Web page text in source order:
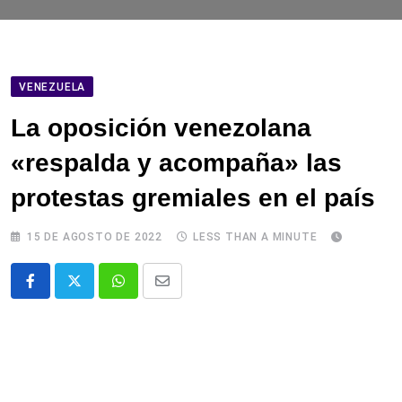
VENEZUELA
La oposición venezolana
«respalda y acompaña» las
protestas gremiales en el país
15 DE AGOSTO DE 2022 LESS THAN A MINUTE
WhatsappComparte